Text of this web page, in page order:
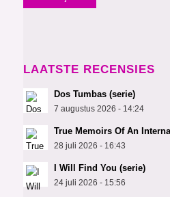
LAATSTE RECENSIES
Dos Tumbas (serie)
7 augustus 2026 - 14:24
True Memoirs Of An
28 juli 2026 - 16:43
I Will Find You (serie)
24 juli 2026 - 15:56